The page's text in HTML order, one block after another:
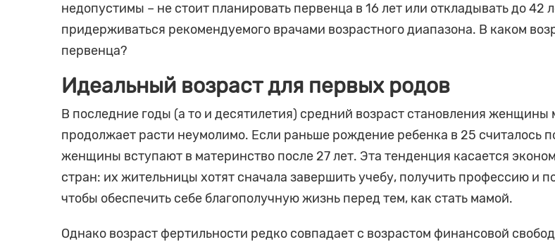
недопустимы – не стоит планировать первенца в 16 лет или откладывать до 42
придерживаться рекомендуемого врачами возрастного диапазона. В каком
первенца?
Идеальный возраст для первых родов
В последние годы (а то и десятилетия) средний возраст становления женщины
продолжает расти неумолимо. Если раньше рождение ребенка в 25 считалось
женщины вступают в материнство после 27 лет. Эта тенденция касается
стран: их жительницы хотят сначала завершить учебу, получить профессию и
чтобы обеспечить себе благополучную жизнь перед тем, как стать мамой.
Однако возраст фертильности редко совпадает с возрастом финансовой